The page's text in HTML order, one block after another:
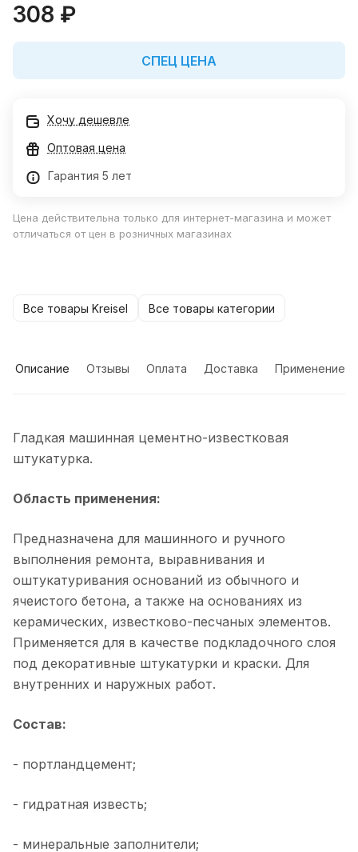
308 ₽
СПЕЦ ЦЕНА
Хочу дешевле
Оптовая цена
Гарантия 5 лет
Цена действительна только для интернет-магазина и может
отличаться от цен в розничных магазинах
Все товары Kreisel Все товары категории
Описание Отзывы Оплата Доставка Применение
Гладкая машинная цементно-известковая
штукатурка.
Область применения:
Предназначена для машинного и ручного
выполнения ремонта, выравнивания и
оштукатуривания оснований из обычного и
ячеистого бетона, а также на основаниях из
керамических, известково-песчаных элементов.
Применяется для в качестве подкладочного слоя
под декоративные штукатурки и краски. Для
внутренних и наружных работ.
Состав:
- портландцемент;
- гидратная известь;
- минеральные заполнители;